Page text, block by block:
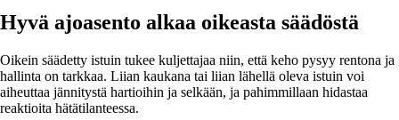
Hyvä ajoasento alkaa oikeasta säädöstä
Oikein säädetty istuin tukee kuljettajaa niin, että keho pysyy rentona ja
hallinta on tarkkaa. Liian kaukana tai liian lähellä oleva istuin voi
aiheuttaa jännitystä hartioihin ja selkään, ja pahimmillaan hidastaa
reaktioita hätätilanteessa.